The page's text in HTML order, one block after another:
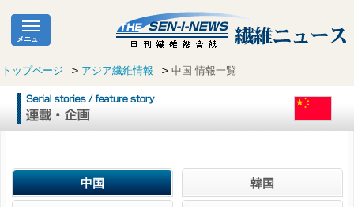
トップページ アジア繊維情報 中国 情報一覧
中国 韓国